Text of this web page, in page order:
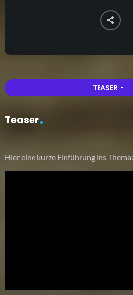
TEASER arrow_drop_down
Teaser
Hier eine kurze Einführung ins Thema: